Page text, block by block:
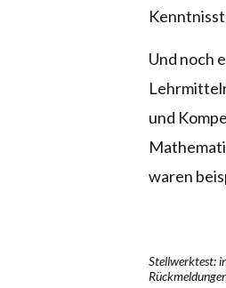
Und noch
und
waren
Stellwerktest: